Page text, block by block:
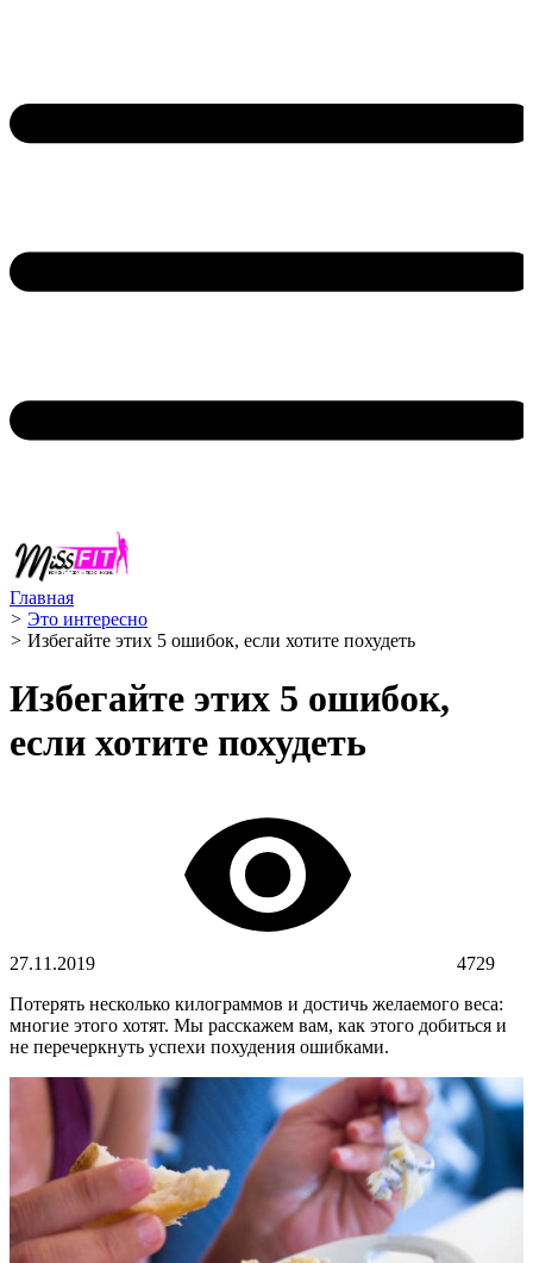
Главная
> Это интересно
> Избегайте этих 5 ошибок, если хотите похудеть
Избегайте этих 5 ошибок,
если хотите похудеть
27.11.2019
4729
Потерять несколько килограммов и достичь желаемого веса:
многие этого хотят. Мы расскажем вам, как этого добиться и
не перечеркнуть успехи похудения ошибками.